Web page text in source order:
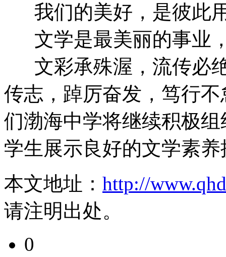
我们的美好，是彼此
文学是最美丽的事业
文彩承殊渥，流传必
传志，踔厉奋发，笃行
们渤海中学将继续积极
学生展示良好的文学素
本文地址： http://
请注明出处。
0